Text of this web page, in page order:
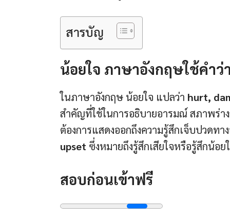
สารบัญ
น้อยใจ ภาษาอังกฤษใช้คำว่
ในภาษาอังกฤษ น้อยใจ แปลว่า hurt,
สำคัญที่ใช้ในการอธิบายอารมณ์ สภาพร่า
ต้องการแสดงออกถึงความรู้สึกเจ็บปวดท
upset ซึ่งหมายถึงรู้สึกเสียใจหรือรู้สึกน้อ
สอบก่อนเข้าฟรี